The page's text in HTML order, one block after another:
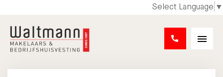
Select Language ▼